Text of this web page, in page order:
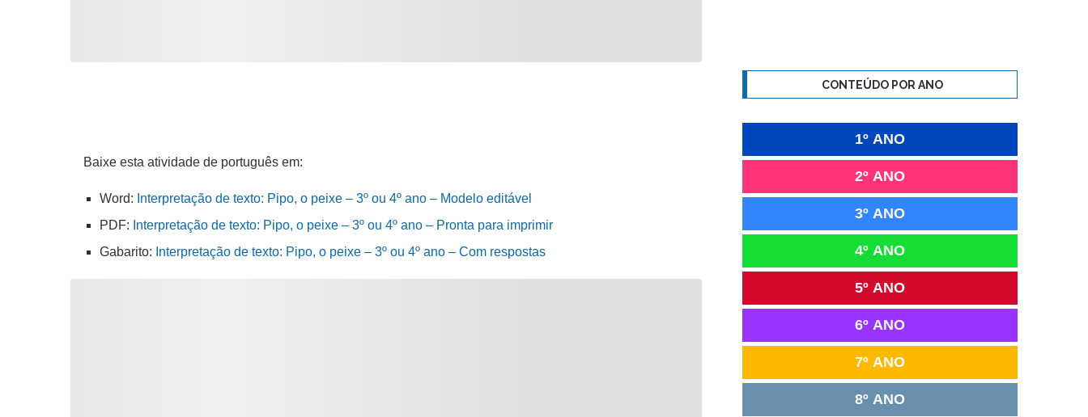
Baixe esta atividade de português em:
Word: Interpretação de texto: Pipo, o peixe – 3º ou 4º ano – Modelo editável
PDF: Interpretação de texto: Pipo, o peixe – 3º ou 4º ano – Pronta para imprimir
Gabarito: Interpretação de texto: Pipo, o peixe – 3º ou 4º ano – Com respostas
CONTEÚDO POR ANO
1º ANO
2º ANO
3º ANO
4º ANO
5º ANO
6º ANO
7º ANO
8º ANO